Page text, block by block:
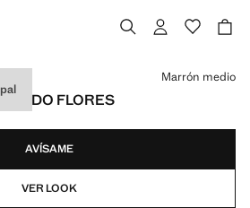
FLORES
]
Marrón medio
AVÍSAME
VER LOOK